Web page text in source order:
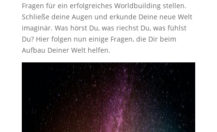
Fragen für ein erfolgreiches Worldbuilding stellen.
Schließe deine Augen und erkunde Deine neue Welt
imaginär. Was hörst Du, was riechst Du, was fühlst
Du? Hier folgen nun einige Fragen, die Dir beim
Aufbau Deiner Welt helfen.